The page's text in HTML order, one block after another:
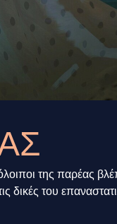
της παρέας
του